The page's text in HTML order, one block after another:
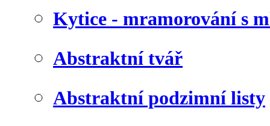
Kytice - mramorování s
Abstraktní tvář
Abstraktní podzimní listy